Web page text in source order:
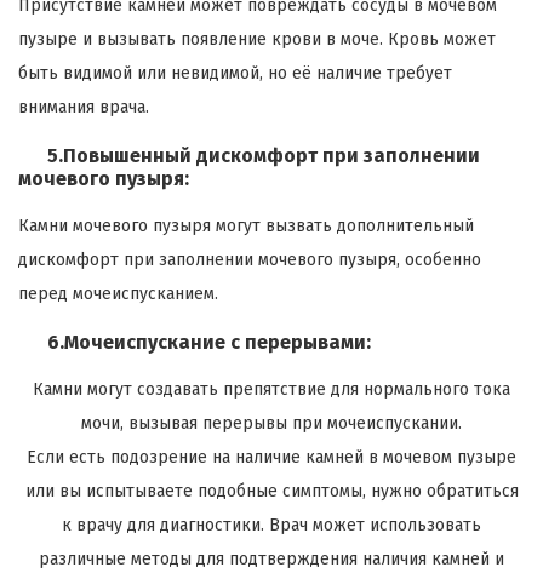
Присутствие камней может повреждать сосуды в мочевом
пузыре и вызывать появление крови в моче. Кровь может
быть видимой или невидимой, но её наличие требует
внимания врача.
5.Повышенный дискомфорт при заполнении
мочевого пузыря:
Камни мочевого пузыря могут вызвать дополнительный
дискомфорт при заполнении мочевого пузыря, особенно
перед мочеиспусканием.
6.Мочеиспускание с перерывами:
Камни могут создавать препятствие для нормального тока
мочи, вызывая перерывы при мочеиспускании.
Если есть подозрение на наличие камней в мочевом пузыре
или вы испытываете подобные симптомы, нужно обратиться
к врачу для диагностики. Врач может использовать
различные методы для подтверждения наличия камней и